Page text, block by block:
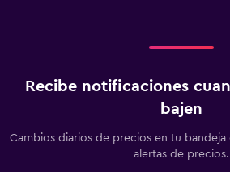
Recibe notificaciones
bajen
Cambios diarios de precios en tu
alertas de precios.